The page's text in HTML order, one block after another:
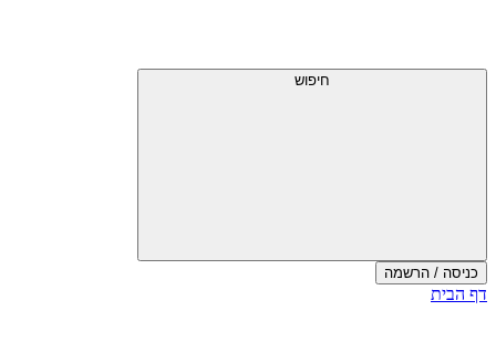
חיפוש
כניסה / הרשמה
דף הבית